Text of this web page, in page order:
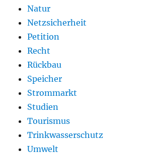
Natur
Netzsicherheit
Petition
Recht
Rückbau
Speicher
Strommarkt
Studien
Tourismus
Trinkwasserschutz
Umwelt